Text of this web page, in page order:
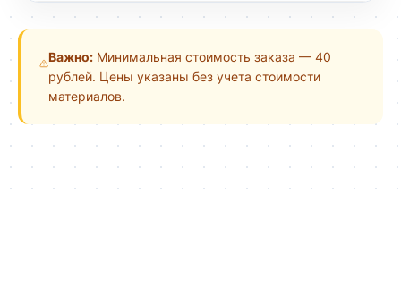
Важно:Минимальная стоимость заказа — 40
рублей. Цены указаны без учета стоимости
материалов.